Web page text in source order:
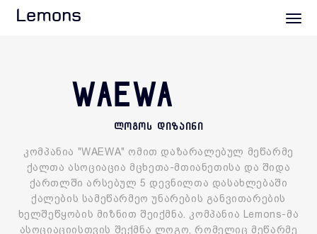
Lemons
WAEWA
ლოგოს დიზაინი
კომპანია "WAEWA" ომით დაზარალებულ მეწარმე
ქალთა ასოციაცია მცხეთა-მთიანეთისა და შიდა
ქართლში არსებულ 5 დევნილთა დასახლებაში
ქალების სამეწარმეო უნარების განვითარების
ხელშეწყობის მიზნით შეიქმნა. კომპანია Lemons-მა
ასოციაციისთვის შექმნა ლოგო, რომელიც მეწარმე